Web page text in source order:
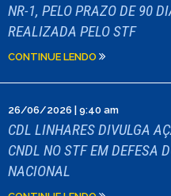
NR-1, PELO PRAZO DE 90
REALIZADA PELO STF
CONTINUE LENDO
26/06/2026 | 9:40 am
CDL LINHARES DIVULGA
CNDL NO STF EM DEFESA
NACIONAL